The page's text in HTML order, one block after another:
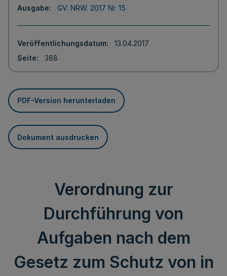
Ausgabe
GV. NRW. 2017 Nr. 15
Veröffentlichungsdatum
13.04.2017
Seite
388
PDF-Version herunterladen
Dokument ausdrucken
Verordnung zur
Durchführung von
Aufgaben nach dem
Gesetz zum Schutz von in